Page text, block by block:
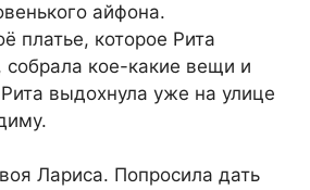
айфона.
платье, которое Рита
кое-какие вещи и
выдохнула уже на улице
Лариса. Попросила дать